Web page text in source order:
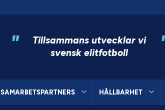
"
Tillsammans utvecklar vi
svensk elitfotboll
SAMARBETSPARTNERS HÅLLBARHET